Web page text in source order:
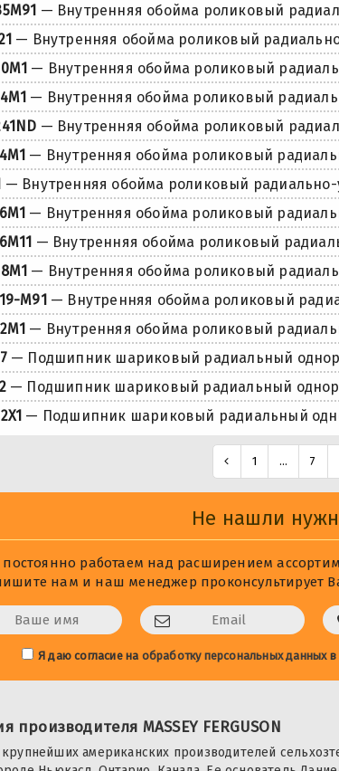
— Внутренняя обойма роликовый
— Внутренняя обойма роликовый
— Внутренняя обойма роликовый
— Внутренняя обойма роликовый
— Внутренняя обойма роликовый
— Внутренняя обойма роликовый
— Внутренняя обойма роликовый
— Внутренняя обойма роликовый
— Внутренняя обойма роликовый
— Внутренняя обойма роликовый
M91 — Внутренняя обойма роликовый
— Внутренняя обойма роликовый
— Подшипник шариковый радиальный
— Подшипник шариковый радиальный
— Подшипник шариковый радиальный
1 ... 7
Не нашли
работаем над расширением
нам и наш менеджер проконсультирует
Я даю согласие на обработку персональных данныхв
производителя MASSEY FERGUSON
американских производителей